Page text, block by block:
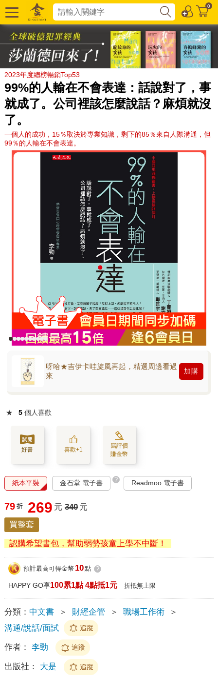
0
2023年度總榜暢銷Top53
99%的人輸在不會表達：話說對了，事
就成了。公司裡該怎麼說話？麻煩就沒
了。
一個人的成功，15％取決於專業知識，剩下的85％來自人際溝通，但
99％的人輸在不會表達。
呀哈★吉伊卡哇旋風再起，精選周邊看過
來
加購
★ 5 個人喜歡
好書 喜歡+1
寫評價
賺金幣
紙本平裝 金石堂 電子書 ? Readmoo 電子書
79 折 269 元 340 元
買整套
認購希望書包，幫助弱勢孩童上學不中斷！
預計最高可得金幣 10點 ?
HAPPY GO享100累1點 4點抵1元 折抵無上限
分類： 中文書 ＞ 財經企管 ＞ 職場工作術
＞
溝通/說話/面試
追蹤
作者： 李勁 追蹤
出版社： 大是 追蹤